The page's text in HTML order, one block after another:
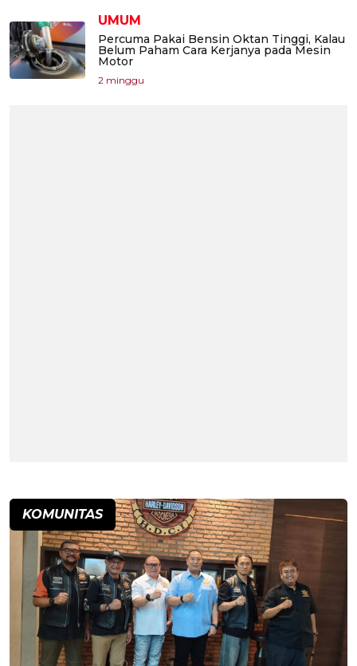
UMUM
Percuma Pakai Bensin Oktan Tinggi, Kalau
Belum Paham Cara Kerjanya pada Mesin
Motor
2 minggu
KOMUNITAS